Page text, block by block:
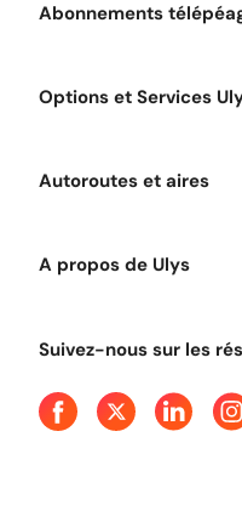
Abonnements
Options et Services
Autoroutes et aires
A propos de Ulys
Presse
Suivez-nous sur les